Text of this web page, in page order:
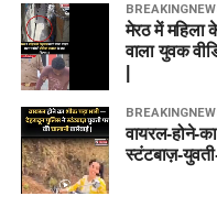
की भर्तियों में पूर्व-
कॉर्पोरेट और बैंक लोन:
महिंद्रा) ने पूर्व-
अलावा, जो युवा
बैंक ‘सेवा निधि’ के
हैं।
मेरठ में
वाला युवक
वायरल-होने-
स्टंटबाज़-युवती-